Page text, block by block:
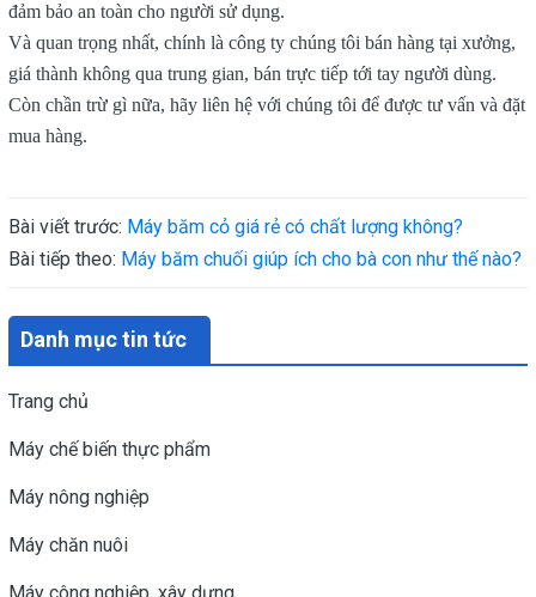
Danh mục tin tức
Trang chủ
Máy chế biến thực phẩm
Máy nông nghiệp
Máy chăn nuôi
đảm bảo an toàn cho người sử dụng.
Và quan trọng nhất, chính là công ty chúng tôi bán hàng tại xưởng,
giá thành không qua trung gian, bán trực tiếp tới tay người dùng.
Còn chần trừ gì nữa, hãy liên hệ với chúng tôi để được tư vấn và đặt
mua hàng.
Bài viết trước: Máy băm cỏ giá rẻ có chất lượng không?
Bài tiếp theo: Máy băm chuối giúp ích cho bà con như thế nào?